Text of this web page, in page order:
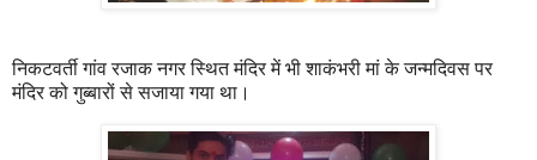
निकटवर्ती गांव रजाक नगर स्थित मंदिर में भी शाकंभरी मां के जन्मदिवस पर
मंदिर को गुब्बारों से सजाया गया था।